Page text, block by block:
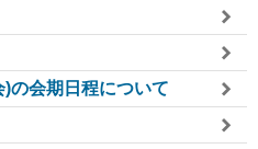
の会期日程について